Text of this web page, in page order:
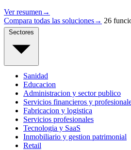
Ver resumen →
Compara todas las soluciones→ 26
Sanidad
Educacion
Administracion y sector publico
Servicios financieros y
Fabricacion y logistica
Servicios profesionales
Tecnologia y SaaS
Inmobiliario y gestion patrimonial
Retail